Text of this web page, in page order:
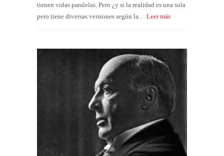
tienen vidas paralelas. Pero ¿y si la realidad es una sola
pero tiene diversas versiones según la… Leer más